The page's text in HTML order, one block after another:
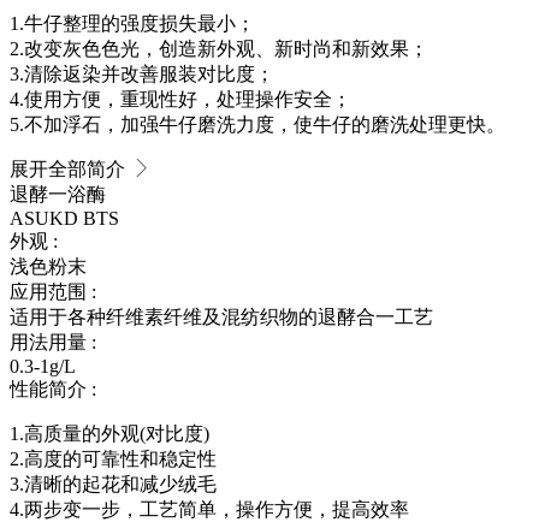
1.牛仔整理的强度损失最小；
2.改变灰色色光，创造新外观、新时尚和新效果；
3.清除返染并改善服装对比度；
4.使用方便，重现性好，处理操作安全；
5.不加浮石，加强牛仔磨洗力度，使牛仔的磨洗处理更快。
展开全部简介
退酵一浴酶
ASUKD BTS
外观 :
浅色粉末
应用范围 :
适用于各种纤维素纤维及混纺织物的退酵合一工艺
用法用量 :
0.3-1g/L
性能简介 :
1.高质量的外观(对比度)
2.高度的可靠性和稳定性
3.清晰的起花和减少绒毛
4.两步变一步，工艺简单，操作方便，提高效率